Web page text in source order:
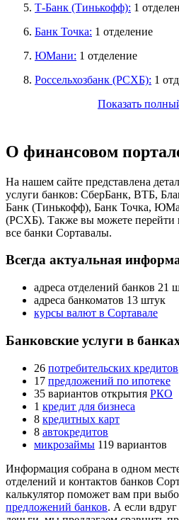
5. Т-Банк (Тинькофф): 1
6. Банк Точка: 1 отделение
7. ЮМани: 1 отделение
8. Россельхозбанк (РСХБ): 1
Показать
О финансовом
На нашем сайте представлена
услуги банков: СберБанк, ВТБ,
Банк (Тинькофф), Банк Точка,
(РСХБ). Также вы можете перейти
все банки Сортавалы.
Всегда актуальная
адреса отделений банков 21
адреса банкоматов 13 штук
курсы валют в Сортавале
Банковские услуги в
26 потребительских кредитов
17 предложений по ипотеке
35 вариантов открытия РКО
1 кредит для бизнеса
8 кредитных карт
8 автокредитов
микрозаймы 119 вариантов
Информация собрана в одном
отделений и контактов банков
калькулятор поможет вам при
предложений банков. А если